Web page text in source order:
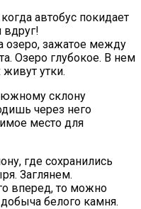
автобус покидает
вдруг!
озеро, зажатое между
Озеро глубокое. В нем
живут утки.
южному склону
через него
место для
где сохранились
Заглянем.
вперед, то можно
белого камня.